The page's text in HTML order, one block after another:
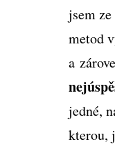
jsem
metod
a
jedné,
kterou,